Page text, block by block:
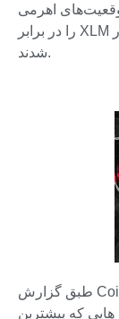
اهرمی
را در برابر XLM باز کردند در نوسانات ناگهانی قیمت گرفتار
شدند.
طبق گزارش Coinglass، مجموع نقدینگی روزانه در بازار
هایی که بیشترین